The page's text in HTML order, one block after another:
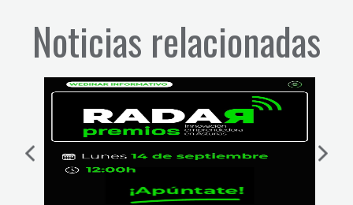
Noticias relacionadas